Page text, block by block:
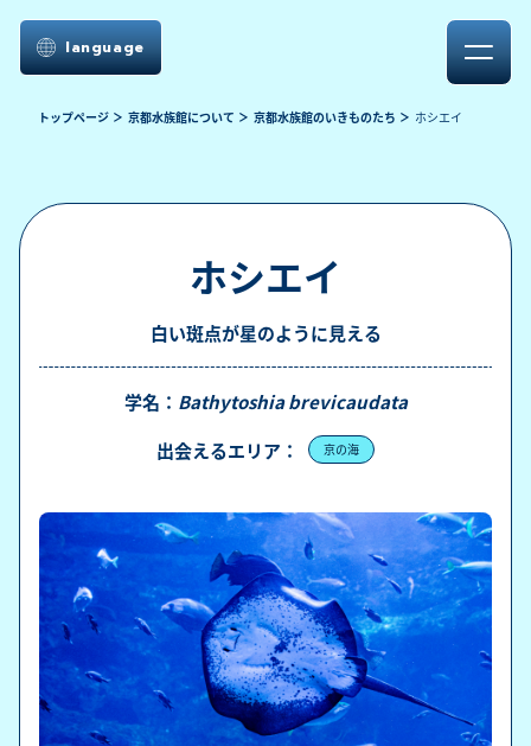
language
トップページ 京都水族館について 京都水族館のいきものたち ホシエイ
ホシエイ
白い斑点が星のように見える
学名： Bathytoshia brevicaudata
出会えるエリア：
京の海